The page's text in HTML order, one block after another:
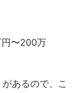
〜200万
あるので、こ